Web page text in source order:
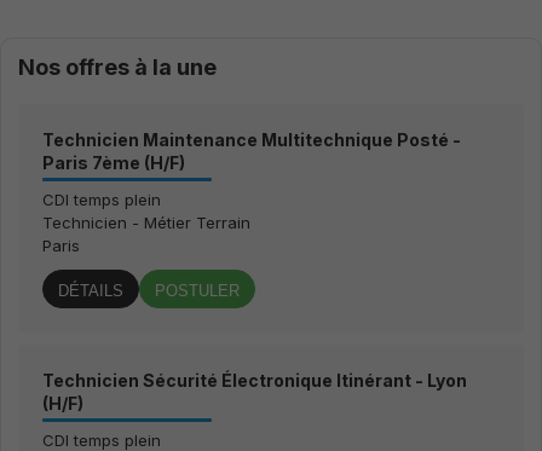
Nos offres à la une
Technicien Maintenance Multitechnique Posté -
Paris 7ème (H/F)
CDI temps plein
Technicien - Métier Terrain
Paris
DÉTAILS POSTULER
Technicien Sécurité Électronique Itinérant - Lyon
(H/F)
CDI temps plein
visite. Si vous
refusez ces
vos intérêts et